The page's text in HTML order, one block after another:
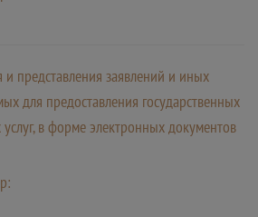
представления заявлений и иных
для предоставления государственных
в форме электронных документов